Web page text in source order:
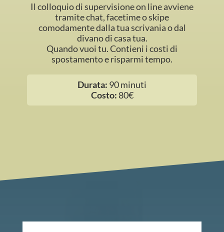
Il colloquio di supervisione on line avviene
tramite chat, facetime o skipe
comodamente dalla tua scrivania o dal
divano di casa tua.
Quando vuoi tu. Contieni i costi di
spostamento e risparmi tempo.
Durata: 90 minuti
Costo: 80€